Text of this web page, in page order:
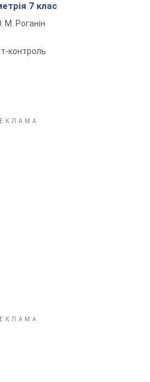
7 клас
М. Роганін
контроль